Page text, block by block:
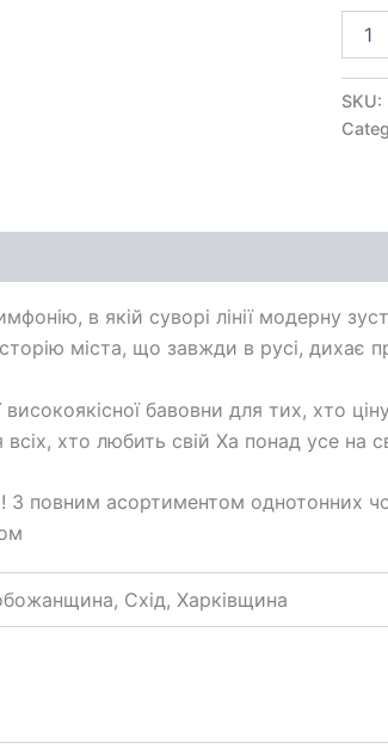
SKU:
в якій суворі лінії модерну
міста, що завжди в русі, дихає
бавовни для тих, хто
хто любить свій Ха понад усе на
З повним асортиментом однотонних
Схід, Харківщина